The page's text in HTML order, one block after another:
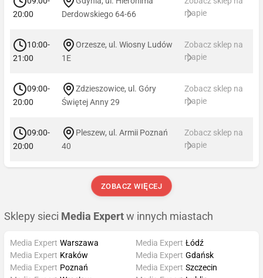
20:00
Derdowskiego 64-66
mapie
10:00-
21:00
Orzesze, ul. Wiosny Ludów
1E
Zobacz sklep na
mapie
09:00-
20:00
Zdzieszowice, ul. Góry
Świętej Anny 29
Zobacz sklep na
mapie
09:00-
20:00
Pleszew, ul. Armii Poznań
40
Zobacz sklep na
mapie
ZOBACZ WIĘCEJ
Sklepy sieci Media Expert w innych miastach
Media Expert Warszawa
Media Expert Kraków
Media Expert Poznań
Media Expert Łódź
Media Expert Gdańsk
Media Expert Szczecin